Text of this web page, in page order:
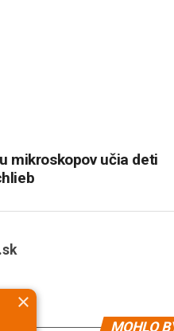
mikroskopov učia deti
MOHLO
×